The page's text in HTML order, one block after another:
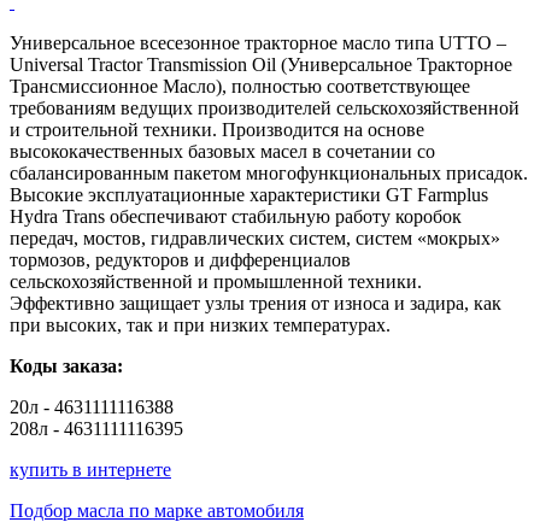
Универсальное всесезонное тракторное масло типа UTTO –
Universal Tractor Transmission Oil (Универсальное Тракторное
Трансмиссионное Масло), полностью соответствующее
требованиям ведущих производителей сельскохозяйственной
и строительной техники. Производится на основе
высококачественных базовых масел в сочетании со
сбалансированным пакетом многофункциональных присадок.
Высокие эксплуатационные характеристики GT Farmplus
Hydra Trans обеспечивают стабильную работу коробок
передач, мостов, гидравлических систем, систем «мокрых»
тормозов, редукторов и дифференциалов
сельскохозяйственной и промышленной техники.
Эффективно защищает узлы трения от износа и задира, как
при высоких, так и при низких температурах.
Коды заказа:
20л - 4631111116388
208л - 4631111116395
купить в интернете
Подбор масла по марке автомобиля